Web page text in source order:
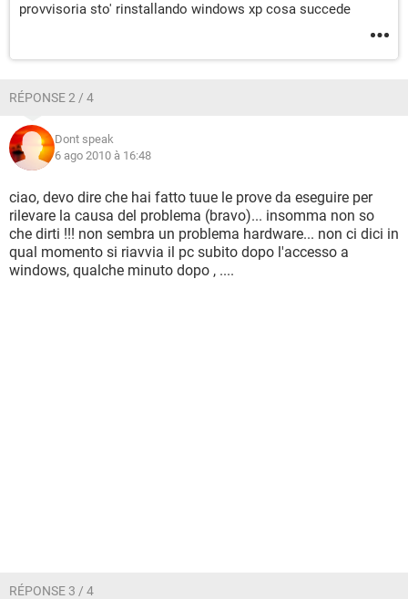
provvisoria sto' rinstallando windows xp cosa succede
RÉPONSE 2 / 4
Dont speak
6 ago 2010 à 16:48
ciao, devo dire che hai fatto tuue le prove da eseguire per
rilevare la causa del problema (bravo)... insomma non so
che dirti !!! non sembra un problema hardware... non ci dici in
qual momento si riavvia il pc subito dopo l'accesso a
windows, qualche minuto dopo , ....
RÉPONSE 3 / 4